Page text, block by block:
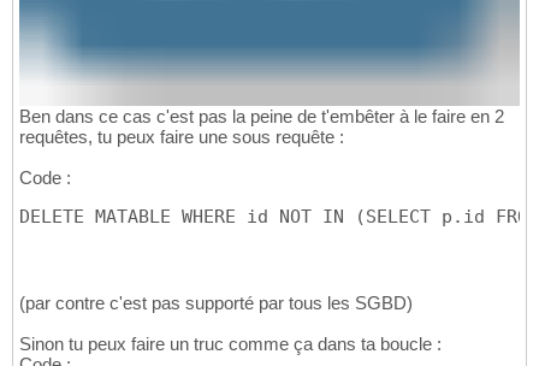
Ben dans ce cas c'est pas la peine de t'embêter à le faire en 2
requêtes, tu peux faire une sous requête :
Code :
DELETE MATABLE WHERE id NOT IN (SELECT p.id
(par contre c'est pas supporté par tous les SGBD)
Sinon tu peux faire un truc comme ça dans ta boucle :